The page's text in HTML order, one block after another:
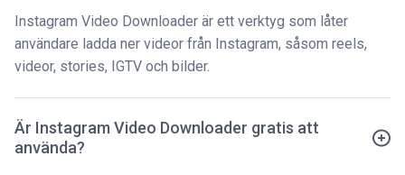
Instagram Video Downloader är ett verktyg som låter
användare ladda ner videor från Instagram, såsom reels,
videor, stories, IGTV och bilder.
Är Instagram Video Downloader gratis att
använda?